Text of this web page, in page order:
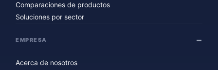
Comparaciones de productos
Soluciones por sector
EMPRESA
Acerca de nosotros